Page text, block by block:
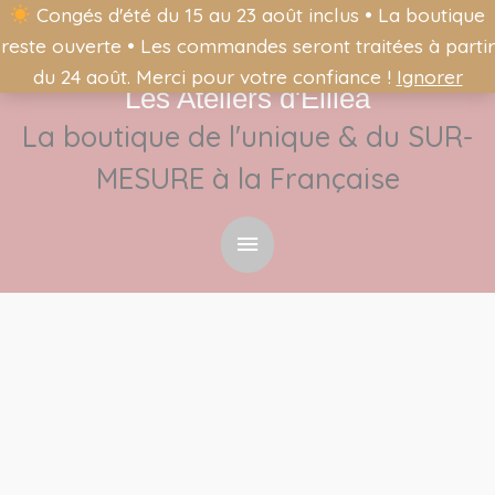
Congés d'été du 15 au 23 août inclus • La boutique
reste ouverte • Les commandes seront traitées à partir
du 24 août. Merci pour votre confiance ! Ignorer
Les Ateliers d'Éliléa
La boutique de l'unique & du SUR-
MESURE à la Française
Menu
principal